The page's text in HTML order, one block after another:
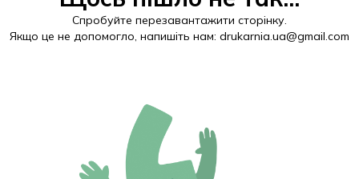
Спробуйте перезавантажити сторінку.
Якщо це не допомогло, напишіть нам: drukarnia.ua@gmail.com